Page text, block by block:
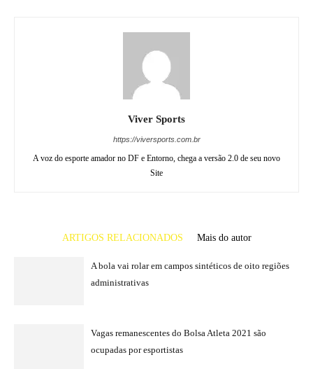
Viver Sports
https://viversports.com.br
A voz do esporte amador no DF e Entorno, chega a versão 2.0 de seu novo
Site
ARTIGOS RELACIONADOS Mais do autor
A bola vai rolar em campos sintéticos de oito regiões
administrativas
Vagas remanescentes do Bolsa Atleta 2021 são
ocupadas por esportistas